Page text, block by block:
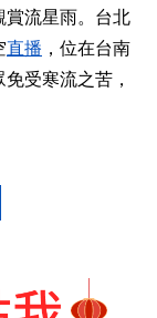
流星雨。台北
直播 ，位在台南
免受寒流之苦，